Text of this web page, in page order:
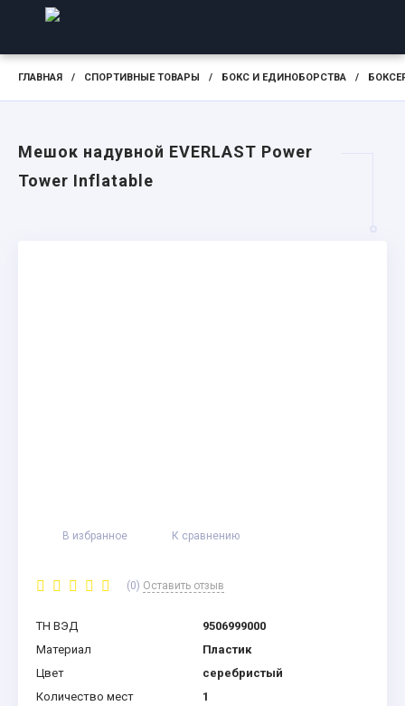
ГЛАВНАЯ / СПОРТИВНЫЕ ТОВАРЫ / БОКС И ЕДИНОБОРСТВА /
Мешок надувной EVERLAST Power
Tower Inflatable
В избранное К сравнению
(0) Оставить отзыв
ТН ВЭД
9506999000
Материал
Пластик
Цвет
серебристый
Количество мест
1